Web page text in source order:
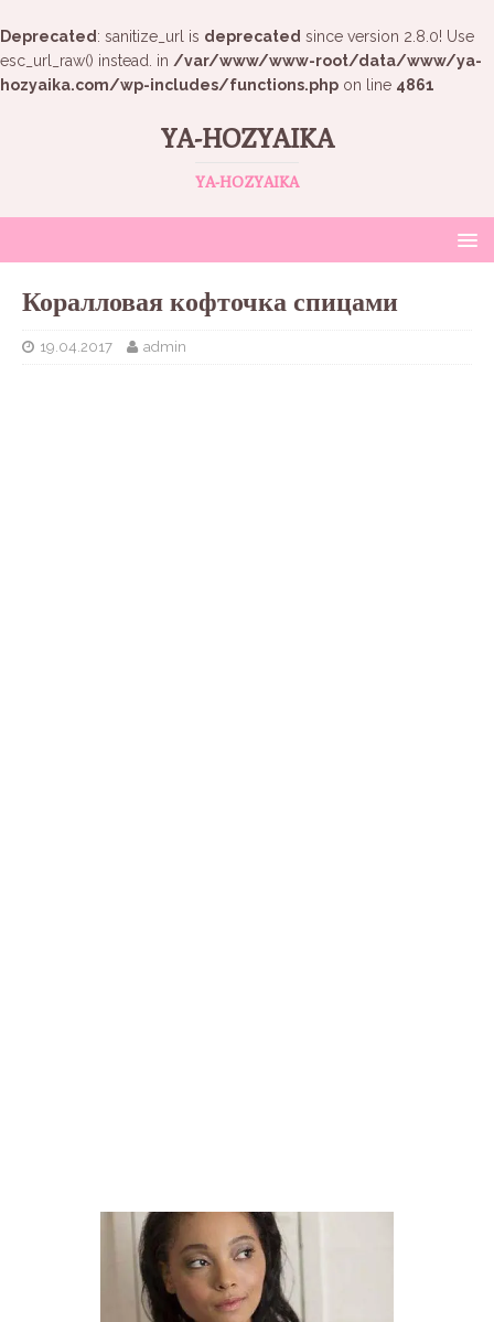
Deprecated : sanitize_url is deprecated since version 2.8.0! Use
esc_url_raw() instead. in /var/www/www-root/data/www/ya-
hozyaika.com/wp-includes/functions.php on line 4861
YA-HOZYAIKA
YA-HOZYAIKA
Коралловая кофточка спицами
19.04.2017 admin